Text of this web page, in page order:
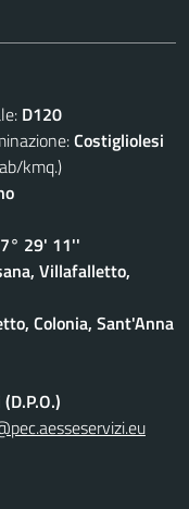
D120
Costigliolesi
kmq.)
7° 29' 11''
Villafalletto,
Colonia, Sant'Anna